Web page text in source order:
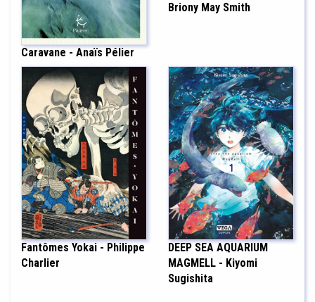
Caravane - Anaïs Pélier
Briony May Smith
Fantômes Yokai - Philippe
Charlier
DEEP SEA AQUARIUM
MAGMELL - Kiyomi
Sugishita